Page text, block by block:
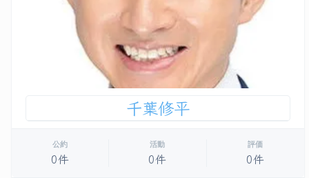
千葉修平
公約
0件
活動
0件
評価
0件